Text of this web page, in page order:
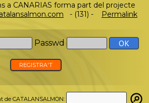
a CANARIAS forma part del projecte
- (131) -
Permalink
Passwd
REGISTRA'T
de CATALANSALMON: